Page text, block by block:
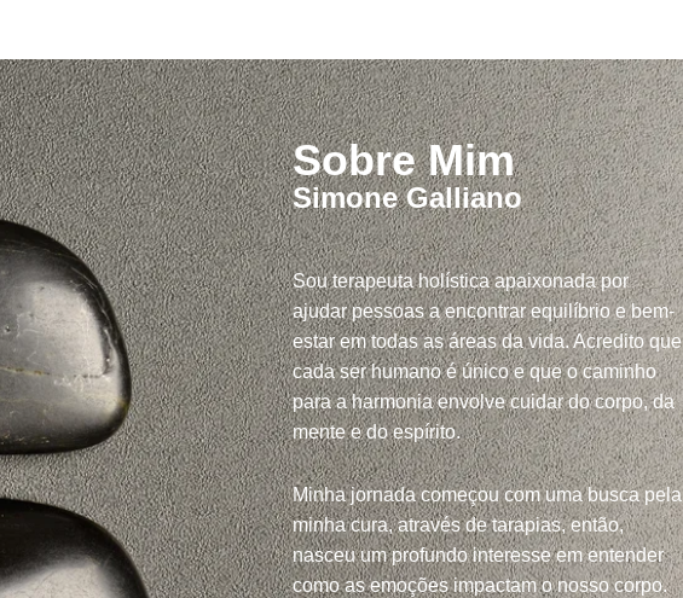
Sobre Mim
Simone Galliano
Sou terapeuta holística apaixonada por
ajudar pessoas a encontrar equilíbrio e bem-
estar em todas as áreas da vida. Acredito que
cada ser humano é único e que o caminho
para a harmonia envolve cuidar do corpo, da
mente e do espírito.
Minha jornada começou com uma busca pela
minha cura, através de tarapias, então,
nasceu um profundo interesse em entender
como as emoções impactam o nosso corpo.